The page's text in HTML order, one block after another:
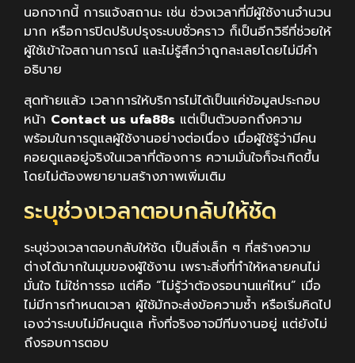
นอกจากนี้ การแจ้งสถานะ เช่น ช่วงเวลาที่มีผู้ใช้งานจำนวน
มาก หรือการปิดปรับปรุงระบบชั่วคราว ก็เป็นอีกวิธีที่ช่วยให้
ผู้ใช้เข้าใจสถานการณ์ และไม่รู้สึกว่าถูกละเลยโดยไม่มีคำ
อธิบาย
สุดท้ายแล้ว เวลาการให้บริการไม่ได้เป็นแค่ข้อมูลประกอบ
หน้า Contact us ufa88s แต่เป็นตัวบอกถึงความ
พร้อมในการดูแลผู้ใช้งานอย่างต่อเนื่อง เมื่อผู้ใช้รู้ว่ามีคน
คอยดูแลอยู่จริงในเวลาที่ต้องการ ความมั่นใจก็จะเกิดขึ้น
โดยไม่ต้องพยายามสร้างภาพเพิ่มเติม
ระบุช่วงเวลาตอบกลับให้ชัด
ระบุช่วงเวลาตอบกลับให้ชัด เป็นสิ่งเล็ก ๆ ที่สร้างความ
ต่างได้มากในมุมของผู้ใช้งาน เพราะสิ่งที่ทำให้หลายคนไม่
มั่นใจ ไม่ใช่การรอ แต่คือ “ไม่รู้ว่าต้องรอนานแค่ไหน” เมื่อ
ไม่มีการกำหนดเวลา ผู้ใช้มักจะส่งข้อความซ้ำ หรือเริ่มคิดไป
เองว่าระบบไม่มีคนดูแล ทั้งที่จริงอาจมีทีมงานอยู่ แต่ยังไม่
ถึงรอบการตอบ